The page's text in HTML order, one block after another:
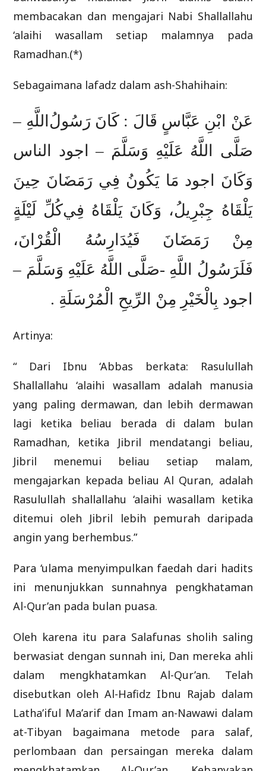
membacakan dan mengajari Nabi Shallallahu
‘alaihi wasallam setiap malamnya pada
Ramadhan.(*)
Sebagaimana lafadz dalam ash-Shahihain:
ﻋَﻦْ ﺍﺑْﻦِ ﻋَﺒَّﺎﺱٍ ﻗَﺎﻝَ : ﻛَﺎﻥَ ﺭَﺳُﻮﻝُﺍﻟﻠَّﻪِ –
ﺻَﻠَّﻰ ﺍﻟﻠَّﻪُ ﻋَﻠَﻴْﻪِ ﻭَﺳَﻠَّﻢَ – ﺍﺟﻮﺩ ﺍﻟﻨﺎﺱ
ﻭَﻛَﺎﻥَ ﺍﺟﻮﺩ ﻣَﺎ ﻳَﻜُﻮﻥُ ﻓِﻲ ﺭَﻣَﻀَﺎﻥَ ﺣِﻴﻦَ
ﻳَﻠْﻘَﺎﻩُ ﺟِﺒْﺮِﻳﻞُ، ﻭَﻛَﺎﻥَ ﻳَﻠْﻘَﺎﻩُ ﻓِﻲﻛُﻞِّ ﻟَﻴْﻠَﺔٍ
ﻣِﻦْ ﺭَﻣَﻀَﺎﻥَ ﻓَﻴُﺪَﺍﺭِﺳُﻪُ ﺍﻟْﻘُﺮْﺍﻥَ،
ﻓَﻠَﺮَﺳُﻮﻝُ ﺍﻟﻠَّﻪِ -ﺻَﻠَّﻰ ﺍﻟﻠَّﻪُ ﻋَﻠَﻴْﻪِ ﻭَﺳَﻠَّﻢَ –
ﺍﺟﻮﺩ ﺑِﺎﻟْﺨَﻴْﺮِ ﻣِﻦْ ﺍﻟﺮِّﻳﺢِ ﺍﻟْﻤُﺮْﺳَﻠَﺔِ .
Artinya:
“ Dari Ibnu ‘Abbas berkata: Rasulullah
Shallallahu ‘alaihi wasallam adalah manusia
yang paling dermawan, dan lebih dermawan
lagi ketika beliau berada di dalam bulan
Ramadhan, ketika Jibril mendatangi beliau,
Jibril menemui beliau setiap malam,
mengajarkan kepada beliau Al Quran, adalah
Rasulullah shallallahu ‘alaihi wasallam ketika
ditemui oleh Jibril lebih pemurah daripada
angin yang berhembus.”
Para ‘ulama menyimpulkan faedah dari hadits
ini menunjukkan sunnahnya pengkhataman
Al-Qur’an pada bulan puasa.
Oleh karena itu para Salafunas sholih saling
berwasiat dengan sunnah ini, Dan mereka ahli
dalam mengkhatamkan Al-Qur’an. Telah
disebutkan oleh Al-Hafidz Ibnu Rajab dalam
Latha’iful Ma’arif dan Imam an-Nawawi dalam
at-Tibyan bagaimana metode para salaf,
perlombaan dan persaingan mereka dalam